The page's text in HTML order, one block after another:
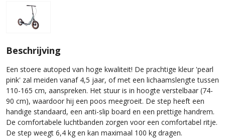
Beschrijving
Een stoere autoped van hoge kwaliteit! De prachtige kleur 'pearl
pink' zal meiden vanaf 4,5 jaar, of met een lichaamslengte tussen
110-165 cm, aanspreken. Het stuur is in hoogte verstelbaar (74-
90 cm), waardoor hij een poos meegroeit. De step heeft een
handige standaard, een anti-slip board en een prettige handrem.
De comfortabele luchtbanden zorgen voor een comfortabel ritje.
De step weegt 6,4 kg en kan maximaal 100 kg dragen.